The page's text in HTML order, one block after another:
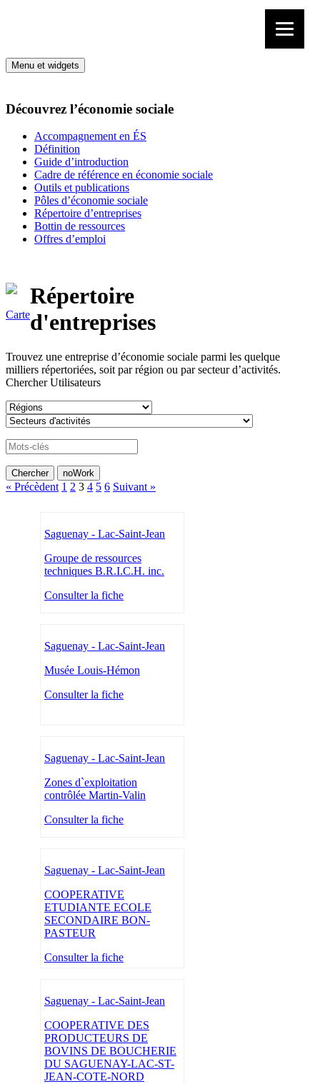
Menu et widgets
Découvrez l’économie sociale
Accompagnement en ÉS
Définition
Guide d’introduction
Cadre de référence en économie sociale
Outils et publications
Pôles d’économie sociale
Répertoire d’entreprises
Bottin de ressources
Offres d’emploi
Carte
Répertoire
d'entreprises
Trouvez une entreprise d’économie sociale parmi les quelque
milliers répertoriées, soit par région ou par secteur d’activités.
Chercher Utilisateurs
« Précèdent 1 2 3 4 5 6 Suivant »
Saguenay - Lac-Saint-Jean
Groupe de ressources
techniques B.R.I.C.H. inc.
Consulter la fiche
Saguenay - Lac-Saint-Jean
Musée Louis-Hémon
Consulter la fiche
Saguenay - Lac-Saint-Jean
Zones d`exploitation
contrôlée Martin-Valin
Consulter la fiche
Saguenay - Lac-Saint-Jean
COOPERATIVE
ETUDIANTE ECOLE
SECONDAIRE BON-
PASTEUR
Consulter la fiche
Saguenay - Lac-Saint-Jean
COOPERATIVE DES
PRODUCTEURS DE
BOVINS DE BOUCHERIE
DU SAGUENAY-LAC-ST-
JEAN-COTE-NORD